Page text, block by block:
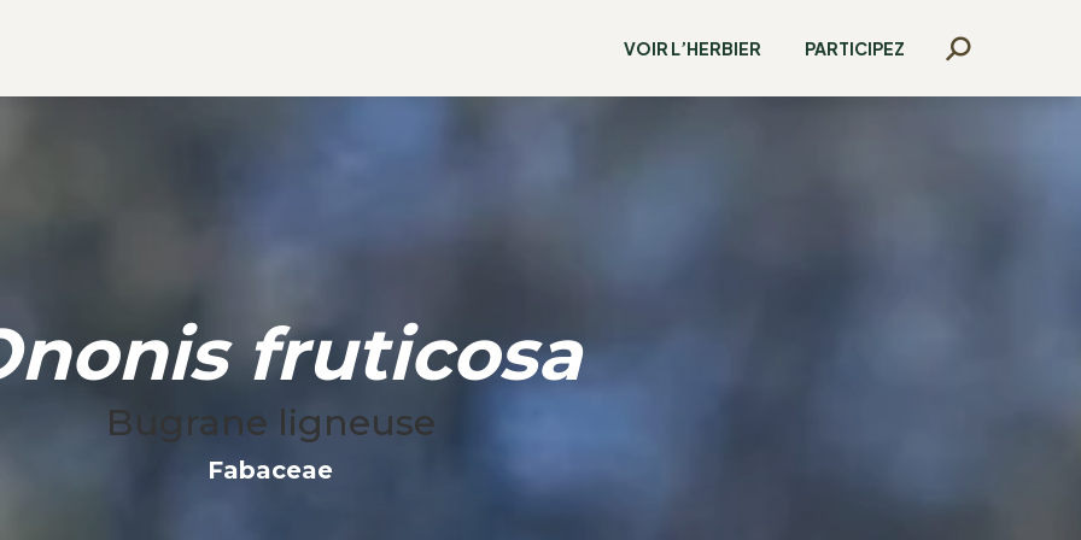
VOIR L’HERBIER PARTICIPEZ
Recherche
fruticosa
Bugrane ligneuse
Fabaceae